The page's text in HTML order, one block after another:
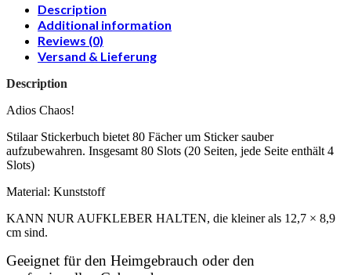
Description
Additional information
Reviews (0)
Versand & Lieferung
Description
Adios Chaos!
Stilaar Stickerbuch bietet 80 Fächer um Sticker sauber
aufzubewahren. Insgesamt 80 Slots (20 Seiten, jede Seite enthält 4
Slots)
Material: Kunststoff
KANN NUR AUFKLEBER HALTEN, die kleiner als 12,7 × 8,9
cm sind.
Geeignet für den Heimgebrauch oder den